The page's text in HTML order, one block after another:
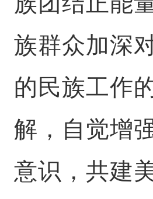
族群众加深
的民族工作
解，自觉增
意识，共建